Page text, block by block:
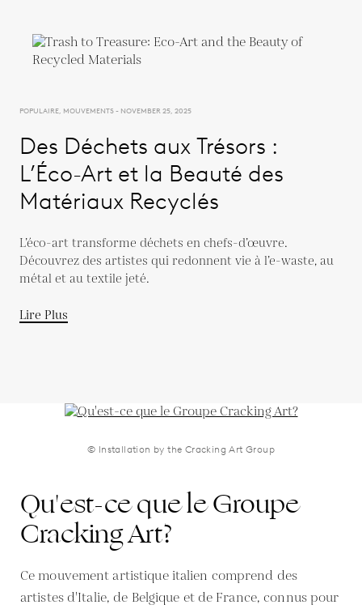
POPULAIRE, MOUVEMENTS - NOVEMBER 25, 2025
Des Déchets aux Trésors :
L’Éco-Art et la Beauté des
Matériaux Recyclés
L’éco-art transforme déchets en chefs-d’œuvre.
Découvrez des artistes qui redonnent vie à l’e-waste, au
métal et au textile jeté.
Lire Plus
© Installation by the Cracking Art Group
Qu'est-ce que le Groupe
Cracking Art?
Ce mouvement artistique italien comprend des
artistes d'Italie, de Belgique et de France, connus pour